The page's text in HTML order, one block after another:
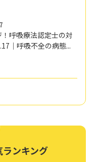
呼吸療法認定士の対
｜呼吸不全の病態...
ンキング